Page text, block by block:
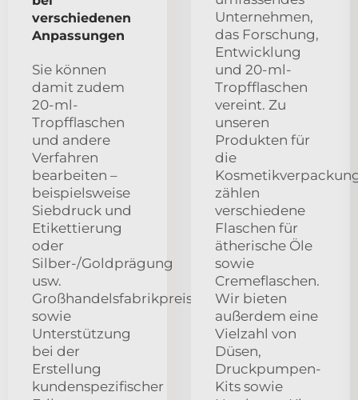
verschiedenen
Anpassungen
Sie können
damit zudem
20-ml-
Tropfflaschen
und andere
Verfahren
bearbeiten –
beispielsweise
Siebdruck und
Etikettierung
oder
Silber-/Goldprägung
usw.
Großhandelsfabrikpreise
sowie
Unterstützung
bei der
Erstellung
kundenspezifischer
Unternehmen,
das Forschung,
Entwicklung
und 20-ml-
Tropfflaschen
vereint. Zu
unseren
Produkten für
die
zählen
verschiedene
Flaschen für
ätherische Öle
sowie
Cremeflaschen.
Wir bieten
außerdem eine
Vielzahl von
Düsen,
Druckpumpen-
Kits sowie